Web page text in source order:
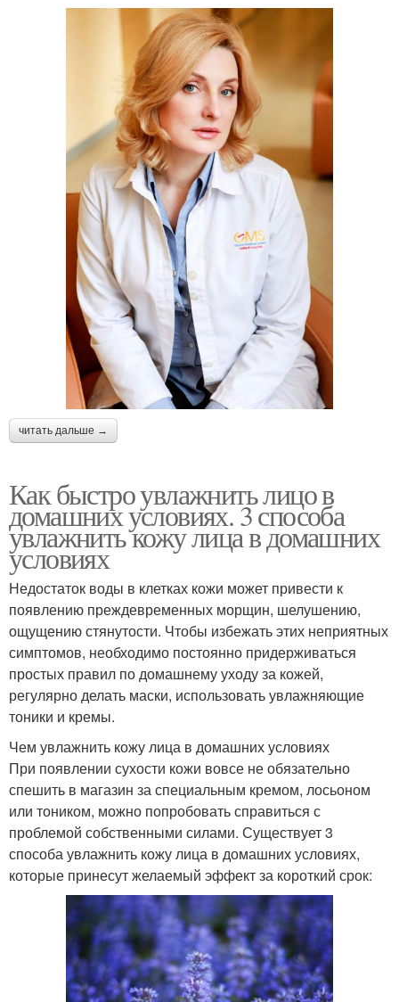
читать дальше →
Как быстро увлажнить лицо в
домашних условиях. 3 способа
увлажнить кожу лица в домашних
условиях
Недостаток воды в клетках кожи может привести к
появлению преждевременных морщин, шелушению,
ощущению стянутости. Чтобы избежать этих неприятных
симптомов, необходимо постоянно придерживаться
простых правил по домашнему уходу за кожей,
регулярно делать маски, использовать увлажняющие
тоники и кремы.
Чем увлажнить кожу лица в домашних условиях
При появлении сухости кожи вовсе не обязательно
спешить в магазин за специальным кремом, лосьоном
или тоником, можно попробовать справиться с
проблемой собственными силами. Существует 3
способа увлажнить кожу лица в домашних условиях,
которые принесут желаемый эффект за короткий срок: